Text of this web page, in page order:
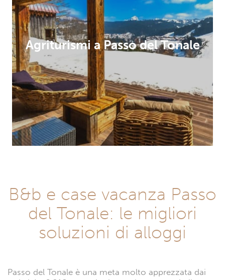
Agriturismi a Passo del Tonale